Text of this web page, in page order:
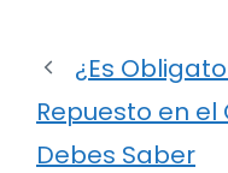
¿Es
Repuesto en el
Debes Saber